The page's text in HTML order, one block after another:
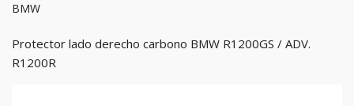
BMW
Protector lado derecho carbono BMW R1200GS / ADV.
R1200R